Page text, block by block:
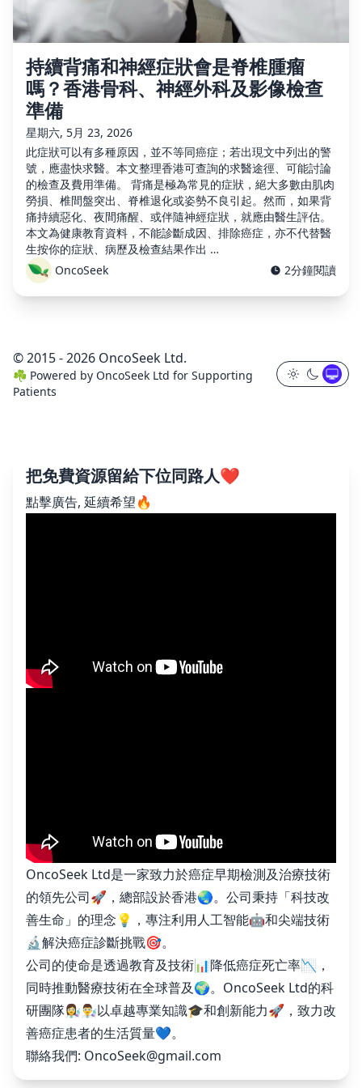
持續背痛和神經症狀會是脊椎腫瘤
嗎？香港骨科、神經外科及影像檢查
準備
星期六, 5月 23, 2026
此症狀可以有多種原因，並不等同癌症；若出現文中列出的警
號，應盡快求醫。本文整理香港可查詢的求醫途徑、可能討論
的檢查及費用準備。 背痛是極為常見的症狀，絕大多數由肌肉
勞損、椎間盤突出、脊椎退化或姿勢不良引起。然而，如果背
痛持續惡化、夜間痛醒、或伴隨神經症狀，就應由醫生評估。
本文為健康教育資料，不能診斷成因、排除癌症，亦不代替醫
生按你的症狀、病歷及檢查結果作出 …
OncoSeek
2分鐘閱讀
© 2015 - 2026 OncoSeek Ltd.
☘️ Powered by OncoSeek Ltd for Supporting
Patients
把免費資源留給下位同路人❤️
點擊廣告, 延續希望🔥
OncoSeek Ltd是一家致力於癌症早期檢測及治療技術
的領先公司🚀，總部設於香港🌏。公司秉持「科技改
善生命」的理念💡，專注利用人工智能🤖和尖端技術
🔬解決癌症診斷挑戰🎯。
公司的使命是透過教育及技術📊降低癌症死亡率📉，
同時推動醫療技術在全球普及🌍。OncoSeek Ltd的科
研團隊👩‍🔬👨‍🔬以卓越專業知識🎓和創新能力🚀，致力改
善癌症患者的生活質量💙。
聯絡我們: OncoSeek@gmail.com